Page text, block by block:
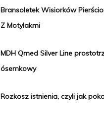
Bransoletek Wisiorków
Z Motylakmi
MDH Qmed Silver Line
ósemkowy
Rozkosz istnienia, czyli jak